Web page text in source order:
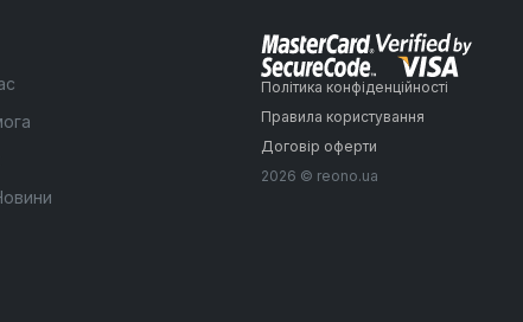
Політика конфіденційності
Правила користування
Договір оферти
2026 © reono.ua